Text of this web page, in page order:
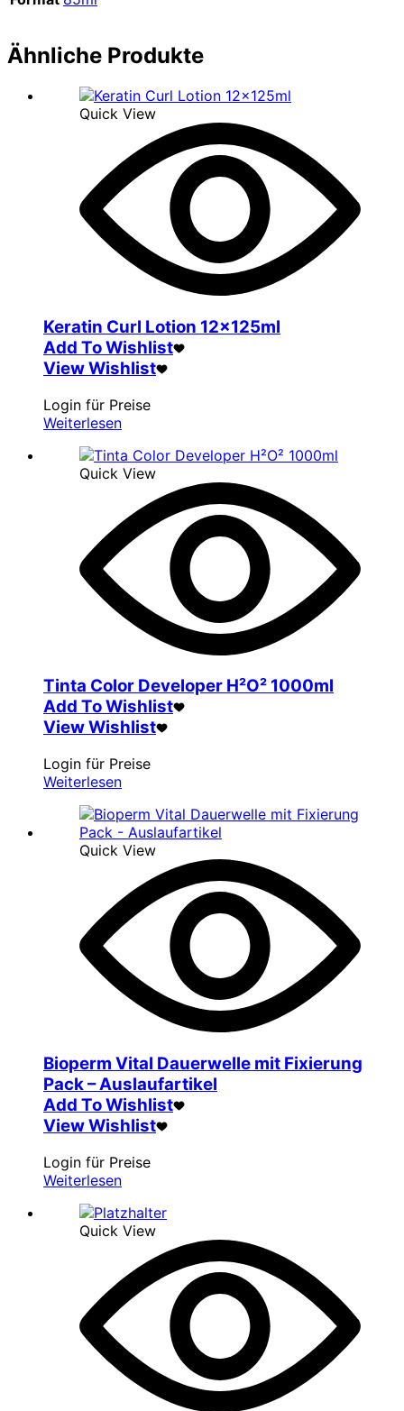
Ähnliche Produkte
Quick View
Keratin Curl Lotion 12x125ml
Add To Wishlist
View Wishlist
Login für Preise
Weiterlesen
Quick View
Tinta Color Developer H²O² 1000ml
Add To Wishlist
View Wishlist
Login für Preise
Weiterlesen
Quick View
Bioperm Vital Dauerwelle mit Fixierung
Pack – Auslaufartikel
Add To Wishlist
View Wishlist
Login für Preise
Weiterlesen
Quick View